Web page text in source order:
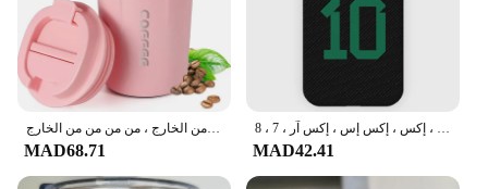
MAD68.71 MAD42.41